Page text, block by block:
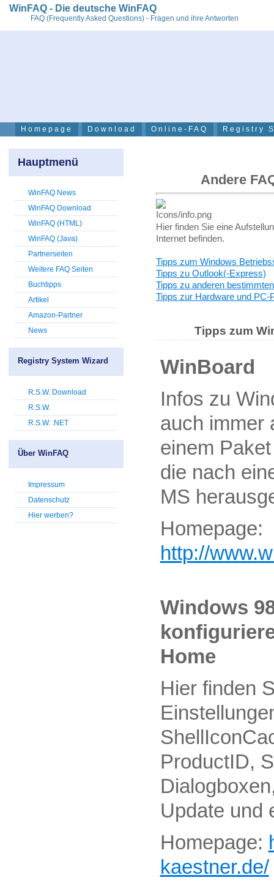
WinFAQ - Die deutsche WinFAQ
FAQ (Frequently Asked Questions) - Fragen und ihre Antworten
Homepage Download Online-FAQ Registry
Andere
Hier finden Sie eine
Internet befinden.
Tipps zum Windows
Tipps zu Outlook(-Express)
Tipps zu anderen
Tipps zur Hardware und PC-
Tipps zum
WinBoard
Infos zu
auch immer
einem
die nach
MS
Homepage:
http://
Windows
Home
Hier finden
ProductID,
Update und
Homepage:
kaestner.de/
Hauptmenü
WinFAQ News
WinFAQ Download
WinFAQ (HTML)
WinFAQ (Java)
Partnerseiten
Weitere FAQ Seiten
Buchtipps
Artikel
Amazon-Partner
News
Registry System Wizard
R.S.W. Download
R.S.W.
R.S.W. .NET
Über WinFAQ
Impressum
Datenschutz
Hier werben?